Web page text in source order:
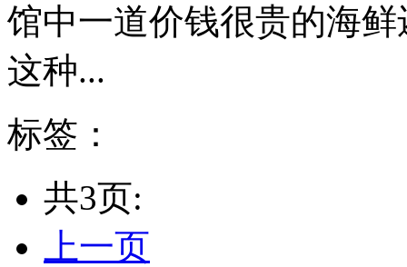
馆中一道价钱很贵的海
这种...
标签：
共3页:
上一页